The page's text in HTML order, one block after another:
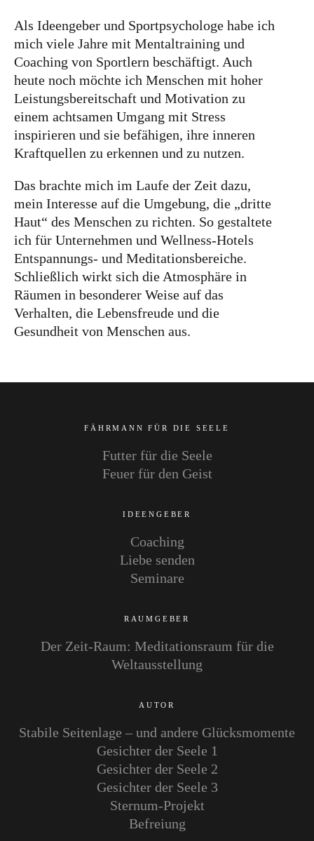
Als Ideengeber und Sportpsychologe habe ich
mich viele Jahre mit Mentaltraining und
Coaching von Sportlern beschäftigt. Auch
heute noch möchte ich Menschen mit hoher
Leistungsbereitschaft und Motivation zu
einem achtsamen Umgang mit Stress
inspirieren und sie befähigen, ihre inneren
Kraftquellen zu erkennen und zu nutzen.
Das brachte mich im Laufe der Zeit dazu,
mein Interesse auf die Umgebung, die „dritte
Haut“ des Menschen zu richten. So gestaltete
ich für Unternehmen und Wellness-Hotels
Entspannungs- und Meditationsbereiche.
Schließlich wirkt sich die Atmosphäre in
Räumen in besonderer Weise auf das
Verhalten, die Lebensfreude und die
Gesundheit von Menschen aus.
FÄHRMANN FÜR DIE SEELE
Futter für die Seele
Feuer für den Geist
IDEENGEBER
Coaching
Liebe senden
Seminare
RAUMGEBER
Der Zeit-Raum: Meditationsraum für die
Weltausstellung
AUTOR
Stabile Seitenlage – und andere Glücksmomente
Gesichter der Seele 1
Gesichter der Seele 2
Gesichter der Seele 3
Sternum-Projekt
Befreiung